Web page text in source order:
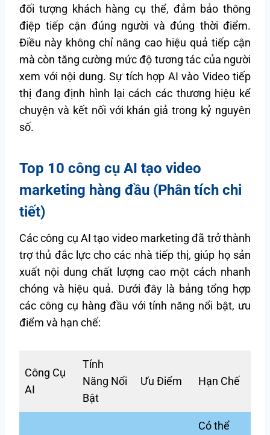
đối tượng khách hàng cụ thể, đảm bảo thông
điệp tiếp cận đúng người và đúng thời điểm.
Điều này không chỉ nâng cao hiệu quả tiếp cận
mà còn tăng cường mức độ tương tác của người
xem với nội dung. Sự tích hợp AI vào Video tiếp
thị đang định hình lại cách các thương hiệu kể
chuyện và kết nối với khán giả trong kỷ nguyên
số.
Top 10 công cụ AI tạo video
marketing hàng đầu (Phân tích chi
tiết)
Các công cụ AI tạo video marketing đã trở thành
trợ thủ đắc lực cho các nhà tiếp thị, giúp họ sản
xuất nội dung chất lượng cao một cách nhanh
chóng và hiệu quả. Dưới đây là bảng tổng hợp
các công cụ hàng đầu với tính năng nổi bật, ưu
điểm và hạn chế:
Công Cụ
AI
Tính
Năng Nổi
Bật
Ưu Điểm Hạn Chế
Có thể